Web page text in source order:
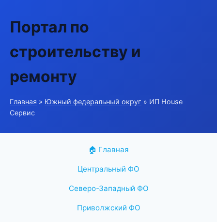
Портал по
строительству и
ремонту
Главная » Южный федеральный округ » ИП House
Сервис
🏠 Главная
Центральный ФО
Северо-Западный ФО
Приволжский ФО